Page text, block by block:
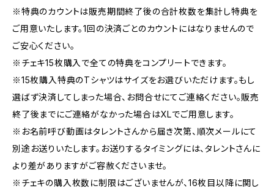
※特典のカウントは販売期間終了後の合計枚数を集計し特典を
ご用意いたします。1回の決済ごとのカウントにはなりませんので
ご安心ください。
※チェキ15枚購入で全ての特典をコンプリートできます。
※15枚購入特典のTシャツはサイズをお選びいただけます。もし
選ばず決済してしまった場合、お問合せにてご連絡ください。販売
終了後までにご連絡がなかった場合はXLでご用意します。
※お名前呼び動画はタレントさんから届き次第、順次メールにて
別途お送りいたします。お送りするタイミングには、タレントさんに
より差がありますがご容赦くださいませ。
※チェキの購入枚数に制限はございませんが、16枚目以降に関し